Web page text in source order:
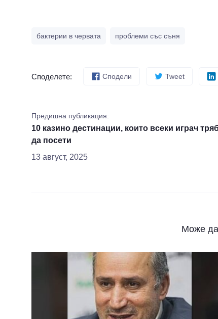
бактерии в червата проблеми със съня
Споделете: Сподели Tweet
Предишна публикация:
10 казино дестинации, които всеки играч
да посети
13 август, 2025
Може